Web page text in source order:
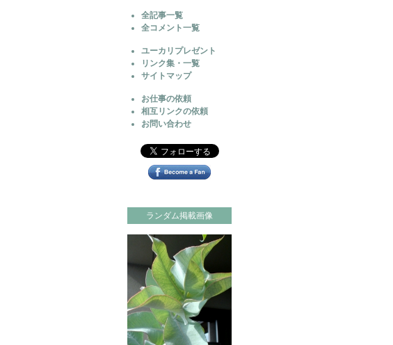
全記事一覧
全コメント一覧
ユーカリプレゼント
リンク集・一覧
サイトマップ
お仕事の依頼
相互リンクの依頼
お問い合わせ
ランダム掲載画像